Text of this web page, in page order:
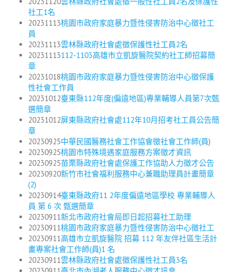
社工1名
20231113桃園市政府家庭暴力暨性侵害防治中心徵社工
員
20231113雲林縣政府社會處徵保護性社工員2名
20231113112-1103高雄市立凱旋醫院契約社工師招募簡
章
20231018桃園市政府家庭暴力暨性侵害防治中心徵保護
性社會工作員
20231012臺東縣112年度(偏遠地區)專業輔導人員第7次甄
選簡章
20231012屏東縣政府社會處112年10月招考社工員公告簡
章
20230925中華民國醫務社會工作協會徵社會工作師(員)
20230925桃園市特殊境遇家庭服務方案徵才資訊
20230925苗栗縣政府社會處保護工作協助人力徵才公告
20230920新竹市社會福利服務中心兼職助理員計畫簡章
(2)
20230914臺東縣政府11 2年度偏遠地區學校 專業輔導人
員 第 6 次 甄選簡章
20230911新北市政府社會局即日起招募社工助理
20230911桃園市政府家庭暴力暨性侵害防治中心徵社工
20230911高雄市立凱旋醫院 招募 112 年友伴社區生活計
畫專案社會工作師(員)1 名
20230911雲林縣政府社會處徵保護性社工員3名